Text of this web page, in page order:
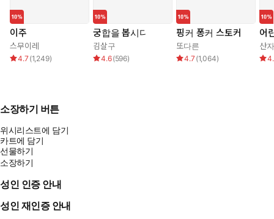
이주
스무이레
4.7 (1,249)
궁합을 봅시다
김살구
4.6(596)
핑커 퐁커 스토커
또다른
4.7 (1,064)
어
산
소장하기 버튼
위시리스트에 담기
카트에 담기
선물하기
소장하기
성인 인증 안내
성인 재인증 안내